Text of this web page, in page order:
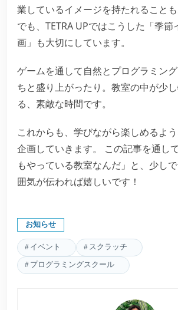
業しているイメージを持たれることも
でも、TETRA UPではこうした「季
画」も大切にしています。
ゲームを通して自然とプログラミン
ちと盛り上がったり。教室の中が少
る、素敵な時間です。
これからも、学びながら楽しめるよ
企画していきます。 この記事を通し
もやっている教室なんだ」と、少し
囲気が伝われば嬉しいです！
お知らせ
イベント スクラッチ
プログラミングスクール